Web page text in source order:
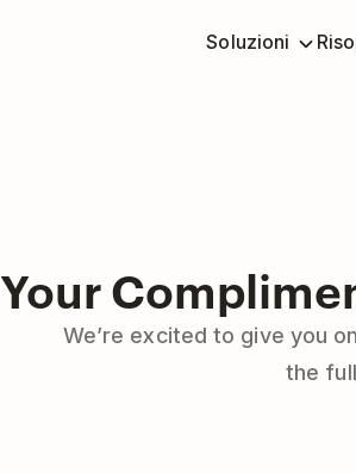
Soluzioni
Your
We’re excited to give you
the